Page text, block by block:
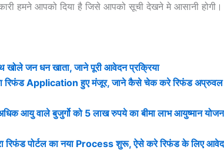
हमने आपको दिया है जिसे आपको सूची देखने मे आसानी होगी।
जन धन खाता, जाने पूरी आवेदन प्रक्रिया
Application हुए मंजूर, जाने कैसे चेक करे रिफंड अप्रुवल
आयु वाले बुजुर्गो को 5 लाख रुपये का बीमा लाभ आयुष्मान
पोर्टल का नया Process शुरू, ऐसे करे रिफंड के लिए